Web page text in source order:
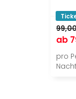
ab
pro
Nacht